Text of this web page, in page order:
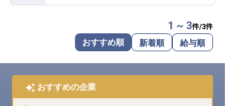
転職サポートに申し込む
採用をお考えの企業様へ
1 ~ 3件/3件
おすすめ順 新着順 給与順
おすすめの企業